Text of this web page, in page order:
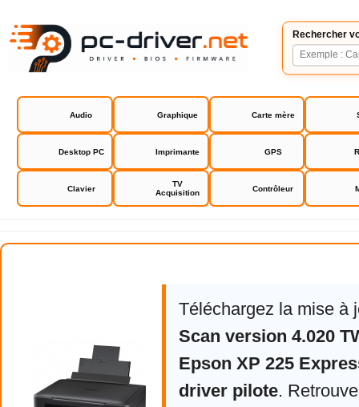
Rechercher
Audio Graphique Carte mère
Desktop PC Imprimante GPS
Clavier
TV
Acquisition
Contrôleur
Epson XP 225 Expression
Téléchargez la mise à
Scan version 4.020
Epson XP 225
driver pilote.